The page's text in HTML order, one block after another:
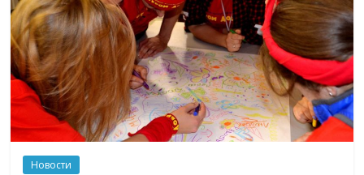
Новости